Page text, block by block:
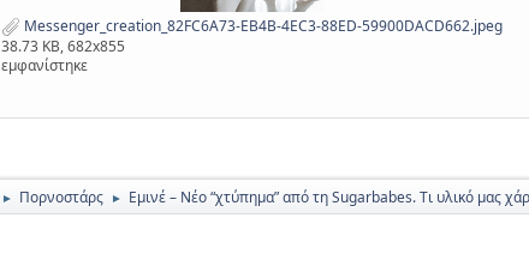
Messenger_creation_82FC6A73-EB4B-4EC3-88ED-59900DACD662.jpeg
38.73 KB, 682x855
εμφανίστηκε
► Πορνοστάρς ► Εμινέ – Νέο “χτύπημα” από τη Sugarbabes. Τι υλικό μας